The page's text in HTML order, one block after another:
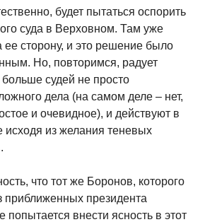
будет пытаться оспорить
суда в Верховном. Там уже
сторону, и это решение было
Но, повторимся, радует
судей не просто
дела (на самом деле – нет,
и очевидное), и действуют в
исходя из желания теневых
что тот же Боронов, которого
приближенных президента
внести ясность в этот